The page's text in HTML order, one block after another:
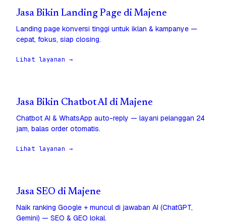
Jasa Bikin Landing Page di Majene
Landing page konversi tinggi untuk iklan & kampanye —
cepat, fokus, siap closing.
Lihat layanan →
Jasa Bikin Chatbot AI di Majene
Chatbot AI & WhatsApp auto-reply — layani pelanggan 24
jam, balas order otomatis.
Lihat layanan →
Jasa SEO di Majene
Naik ranking Google + muncul di jawaban AI (ChatGPT,
Gemini) — SEO & GEO lokal.